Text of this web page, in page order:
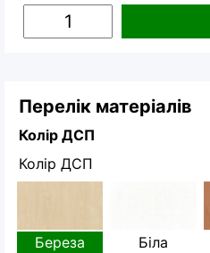
Перелік матеріалів
Колір ДСП
Колір ДСП
Береза
Біла